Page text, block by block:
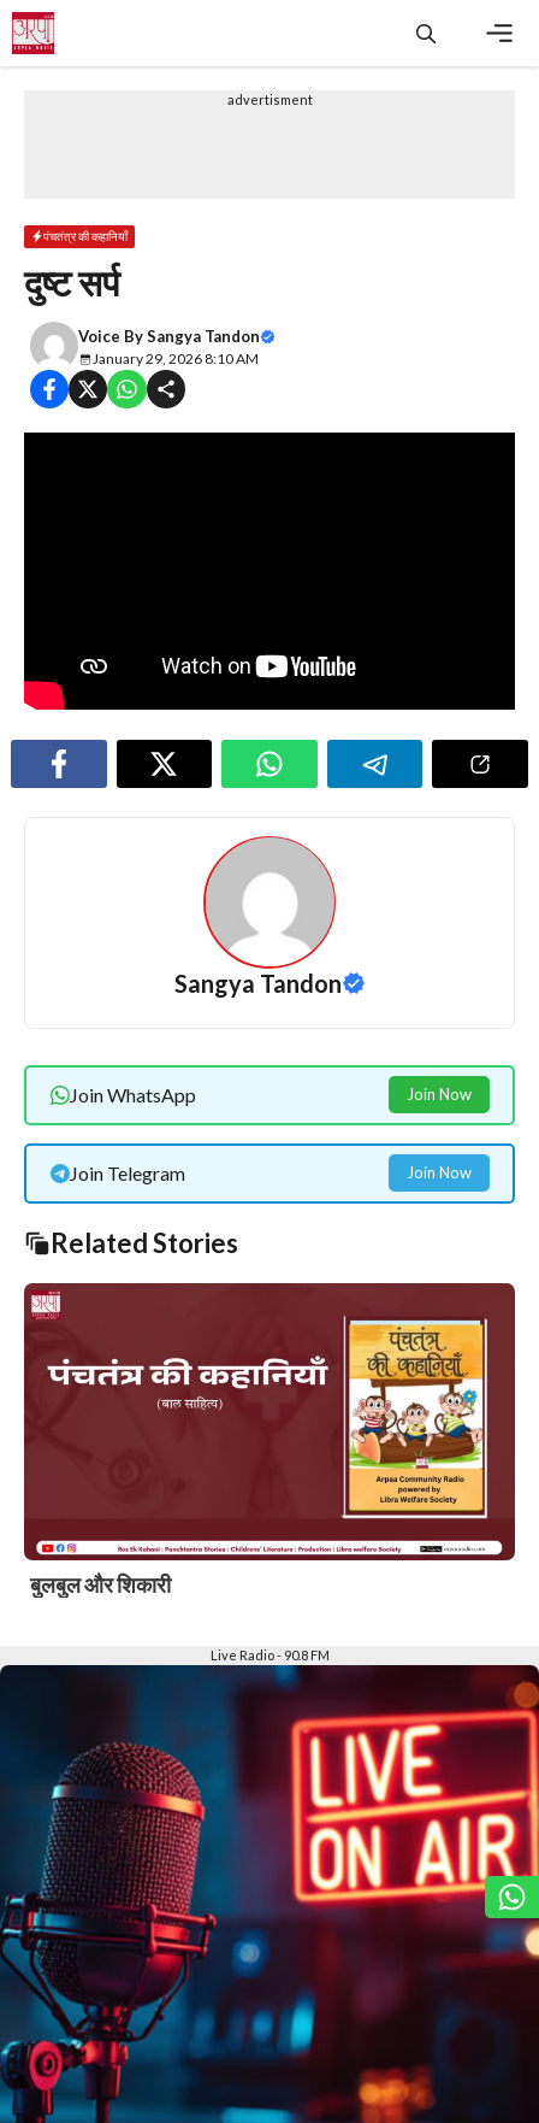
Skip
to
content
advertisment
पंचतंत्र की कहानियाँ
दुष्ट सर्प
Voice BySangya Tandon
January 29, 2026 8:10 AM
Sangya Tandon
Join WhatsApp Join Now
Join Telegram Join Now
Related Stories
बुलबुल और शिकारी
Live Radio - 90.8 FM